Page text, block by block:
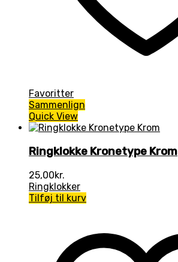
Favoritter
Sammenlign
Quick View
Ringklokke Kronetype Krom
25,00kr.
Ringklokker
Tilføj til kurv